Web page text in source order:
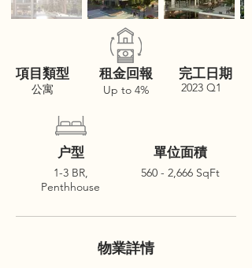
項目類型
公寓
租金回報
Up to 4%
完工日期
2023 Q1
户型
1-3 BR,
Penthhouse
單位面積
560 - 2,666 SqFt
物業詳情